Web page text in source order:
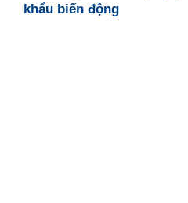
khẩu biến động